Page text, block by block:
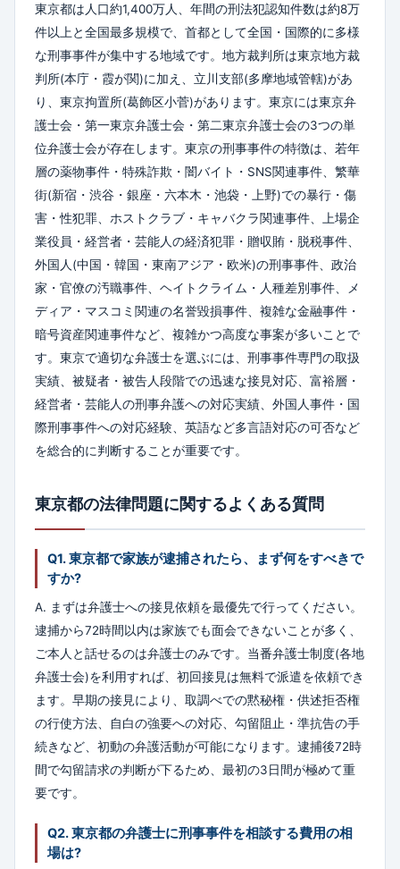
東京都は人口約1,400万人、年間の刑法犯認知件数は約8万
件以上と全国最多規模で、首都として全国・国際的に多様
な刑事事件が集中する地域です。地方裁判所は東京地方裁
判所(本庁・霞が関)に加え、立川支部(多摩地域管轄)があ
り、東京拘置所(葛飾区小菅)があります。東京には東京弁
護士会・第一東京弁護士会・第二東京弁護士会の3つの単
位弁護士会が存在します。東京の刑事事件の特徴は、若年
層の薬物事件・特殊詐欺・闇バイト・SNS関連事件、繁華
街(新宿・渋谷・銀座・六本木・池袋・上野)での暴行・傷
害・性犯罪、ホストクラブ・キャバクラ関連事件、上場企
業役員・経営者・芸能人の経済犯罪・贈収賄・脱税事件、
外国人(中国・韓国・東南アジア・欧米)の刑事事件、政治
家・官僚の汚職事件、ヘイトクライム・人種差別事件、メ
ディア・マスコミ関連の名誉毀損事件、複雑な金融事件・
暗号資産関連事件など、複雑かつ高度な事案が多いことで
す。東京で適切な弁護士を選ぶには、刑事事件専門の取扱
実績、被疑者・被告人段階での迅速な接見対応、富裕層・
経営者・芸能人の刑事弁護への対応実績、外国人事件・国
際刑事事件への対応経験、英語など多言語対応の可否など
を総合的に判断することが重要です。
東京都の法律問題に関するよくある質問
Q1. 東京都で家族が逮捕されたら、まず何をすべきで
すか?
A. まずは弁護士への接見依頼を最優先で行ってください。
逮捕から72時間以内は家族でも面会できないことが多く、
ご本人と話せるのは弁護士のみです。当番弁護士制度(各地
弁護士会)を利用すれば、初回接見は無料で派遣を依頼でき
ます。早期の接見により、取調べでの黙秘権・供述拒否権
の行使方法、自白の強要への対応、勾留阻止・準抗告の手
続きなど、初動の弁護活動が可能になります。逮捕後72時
間で勾留請求の判断が下るため、最初の3日間が極めて重
要です。
Q2. 東京都の弁護士に刑事事件を相談する費用の相
場は?